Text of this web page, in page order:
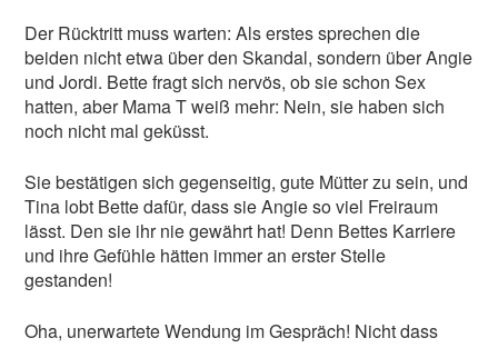
Der Rücktritt muss warten: Als erstes sprechen die
beiden nicht etwa über den Skandal, sondern über Angie
und Jordi. Bette fragt sich nervös, ob sie schon Sex
hatten, aber Mama T weiß mehr: Nein, sie haben sich
noch nicht mal geküsst.
Sie bestätigen sich gegenseitig, gute Mütter zu sein, und
Tina lobt Bette dafür, dass sie Angie so viel Freiraum
lässt. Den sie ihr nie gewährt hat! Denn Bettes Karriere
und ihre Gefühle hätten immer an erster Stelle
gestanden!
Oha, unerwartete Wendung im Gespräch! Nicht dass